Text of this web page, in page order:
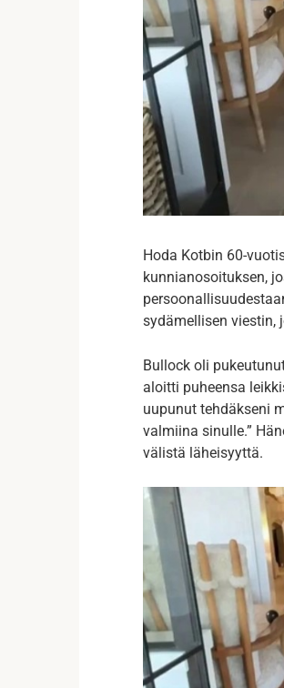
Hoda Kotbin 60-
kunnianosoituksen,
sydämellisen viestin,
Bullock oli
aloitti puheensa
uupunut tehdäkseni
valmiina sinulle.”
välistä läheisyyttä.